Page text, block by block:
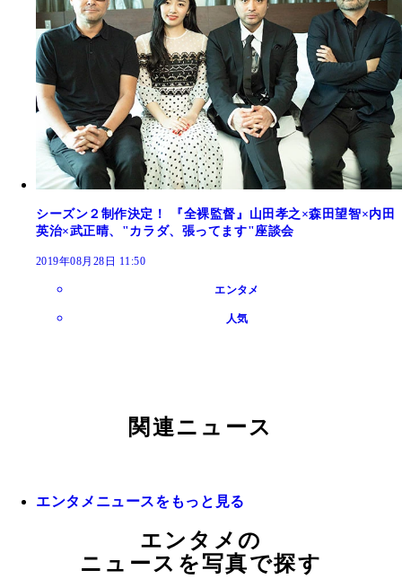
シーズン２制作決定！ 『全裸監督』山田孝之×森田望智×内田
英治×武正晴、"カラダ、張ってます"座談会
2019年08月28日 11:50
エンタメ
人気
関連ニュース
エンタメニュースをもっと見る
エンタメの
ニュースを写真で探す